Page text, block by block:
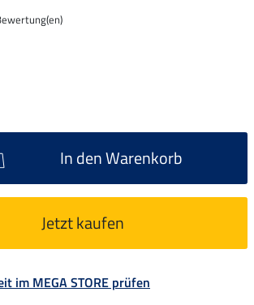
In den Warenkorb
Jetzt kaufen
im MEGA STORE prüfen